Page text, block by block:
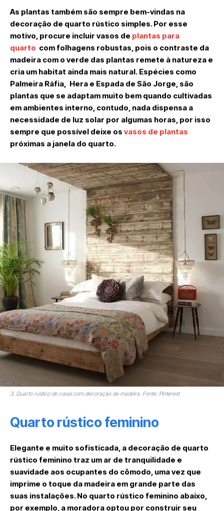
As plantas também são sempre bem-vindas na
decoração de quarto rústico simples. Por esse
motivo, procure incluir vasos de plantas para
quarto com folhagens robustas, pois o contraste da
madeira com o verde das plantas remete à natureza e
cria um habitat ainda mais natural. Espécies como
Palmeira Ráfia, Hera e Espada de São Jorge, são
plantas que se adaptam muito bem quando cultivadas
em ambientes interno, contudo, nada dispensa a
necessidade de luz solar por algumas horas, por isso
sempre que possível deixe os vasos de plantas
próximas a janela do quarto.
3. Quarto rústico de casal com decoração de madeira. Fonte: Pinterest
Quarto rústico feminino
Elegante e muito sofisticada, a decoração de quarto
rústico feminino traz um ar de tranquilidade e
suavidade aos ocupantes do cômodo, uma vez que
imprime o toque da madeira em grande parte das
suas instalações. No quarto rústico feminino abaixo,
por exemplo, a moradora optou por construir seu